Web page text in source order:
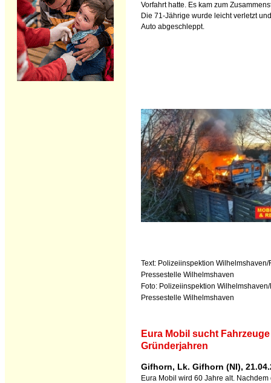
Vorfahrt hatte. Es kam zum
Die 71-Jährige wurde leicht verletzt
Auto abgeschleppt.
Text: Polizeiinspektion Wilhelmshaven/
Pressestelle Wilhelmshaven
Foto: Polizeiinspektion
Pressestelle Wilhelmshaven
Eura Mobil sucht
Gründerjahren
Gifhorn, Lk. Gifhorn (NI),
Eura Mobil wird 60 Jahre alt. Nachdem